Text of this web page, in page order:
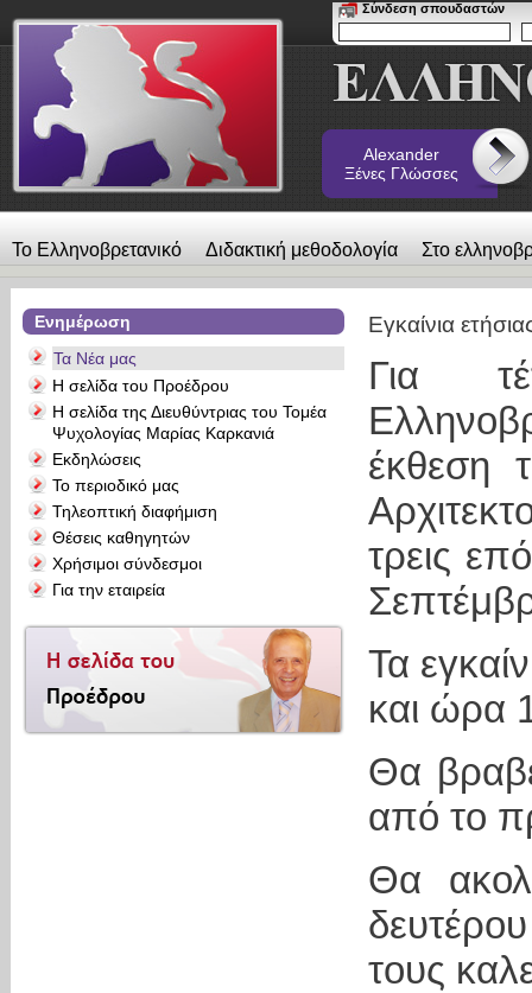
Σύνδεση σπουδαστών
Alexander
Ξένες Γλώσσες
Το Ελληνοβρετανικό Διδακτική μεθοδολογία Στο
λεύκωμα Επικοινωνία Alexander Ξένες Γλώσσες
Ενημέρωση
Τα Νέα μας
Η σελίδα του Προέδρου
Η σελίδα της Διευθύντριας του Τομέα
Ψυχολογίας Μαρίας Καρκανιά
Εκδηλώσεις
Το περιοδικό μας
Τηλεοπτική διαφήμιση
Θέσεις καθηγητών
Χρήσιμοι σύνδεσμοι
Για την εταιρεία
Εγκαίνια
Για
έκθεση
τρεις
Τα
και ώρα
Θα
από το
Θα
τους